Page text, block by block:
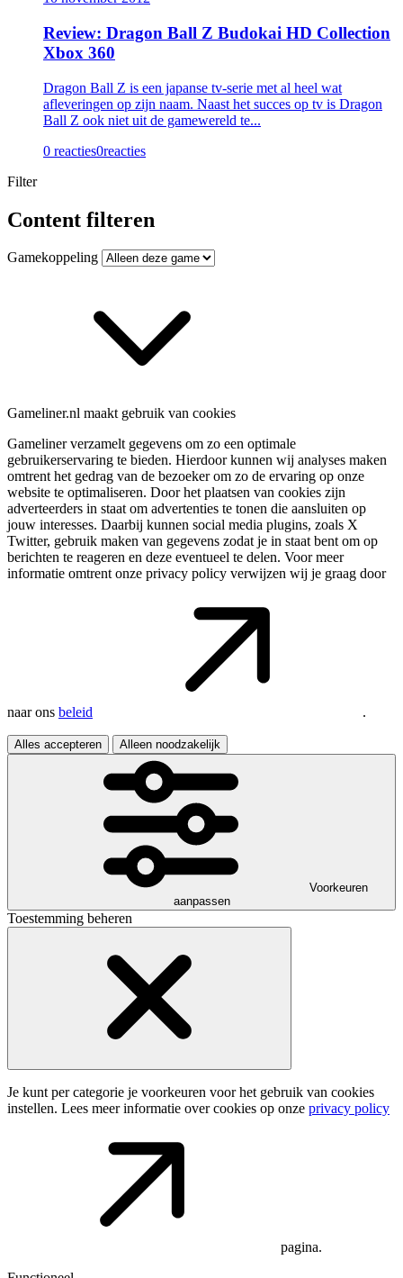
Review: Dragon Ball Z Budokai HD Collection
Xbox 360
Dragon Ball Z is een japanse tv-serie met al heel wat
afleveringen op zijn naam. Naast het succes op tv is Dragon
Ball Z ook niet uit de gamewereld te...
0 reacties0reacties
Filter
Content filteren
Gamekoppeling
Gameliner.nl maakt gebruik van cookies
Gameliner verzamelt gegevens om zo een optimale
gebruikerservaring te bieden. Hierdoor kunnen wij analyses maken
omtrent het gedrag van de bezoeker om zo de ervaring op onze
website te optimaliseren. Door het plaatsen van cookies zijn
adverteerders in staat om advertenties te tonen die aansluiten op
jouw interesses. Daarbij kunnen social media plugins, zoals X
Twitter, gebruik maken van gegevens zodat je in staat bent om op
berichten te reageren en deze eventueel te delen. Voor meer
informatie omtrent onze privacy policy verwijzen wij je graag door
naar ons beleid .
Alles accepteren Alleen noodzakelijk
Voorkeuren
aanpassen
Toestemming beheren
Je kunt per categorie je voorkeuren voor het gebruik van cookies
instellen. Lees meer informatie over cookies op onze privacy policy
pagina.